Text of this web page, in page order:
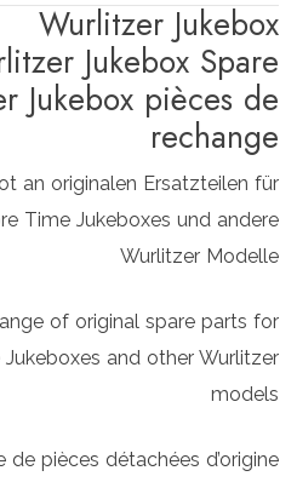
Wurlitzer Jukebox
Jukebox Spare
Jukebox pièces de
rechange
an originalen Ersatzteilen für
Time Jukeboxes und andere
Wurlitzer Modelle
of original spare parts for
and other Wurlitzer
models
pièces détachées d’origine